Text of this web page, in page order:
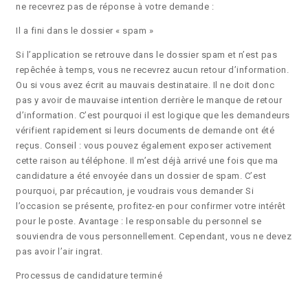
ne recevrez pas de réponse à votre demande :
Il a fini dans le dossier « spam »
Si l’application se retrouve dans le dossier spam et n’est pas
repêchée à temps, vous ne recevrez aucun retour d’information.
Ou si vous avez écrit au mauvais destinataire. Il ne doit donc
pas y avoir de mauvaise intention derrière le manque de retour
d’information. C’est pourquoi il est logique que les demandeurs
vérifient rapidement si leurs documents de demande ont été
reçus. Conseil : vous pouvez également exposer activement
cette raison au téléphone. Il m’est déjà arrivé une fois que ma
candidature a été envoyée dans un dossier de spam. C’est
pourquoi, par précaution, je voudrais vous demander Si
l’occasion se présente, profitez-en pour confirmer votre intérêt
pour le poste. Avantage : le responsable du personnel se
souviendra de vous personnellement. Cependant, vous ne devez
pas avoir l’air ingrat.
Processus de candidature terminé